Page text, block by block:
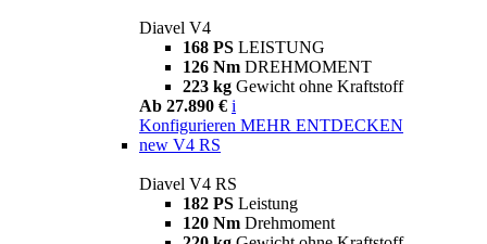
Diavel V4
168 PS LEISTUNG
126 Nm DREHMOMENT
223 kg Gewicht ohne Kraftstoff
Ab 27.890 € i
Konfigurieren MEHR ENTDECKEN
new V4 RS
Diavel V4 RS
182 PS Leistung
120 Nm Drehmoment